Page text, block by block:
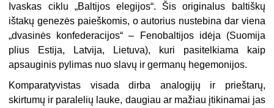
Ivaskas ciklu „Baltijos elegijos“. Šis originalus baltiškų
ištakų genezės paieškomis, o autorius nustebina dar viena
„dvasinės konfederacijos“ – Fenobaltijos idėja (Suomija
plius Estija, Latvija, Lietuva), kuri pasitelkiama kaip
apsauginis pylimas nuo slavų ir germanų hegemonijos.
Komparatyvistas visada dirba analogijų ir prieštarų,
skirtumų ir paralelių lauke, daugiau ar mažiau įtikinamai jas